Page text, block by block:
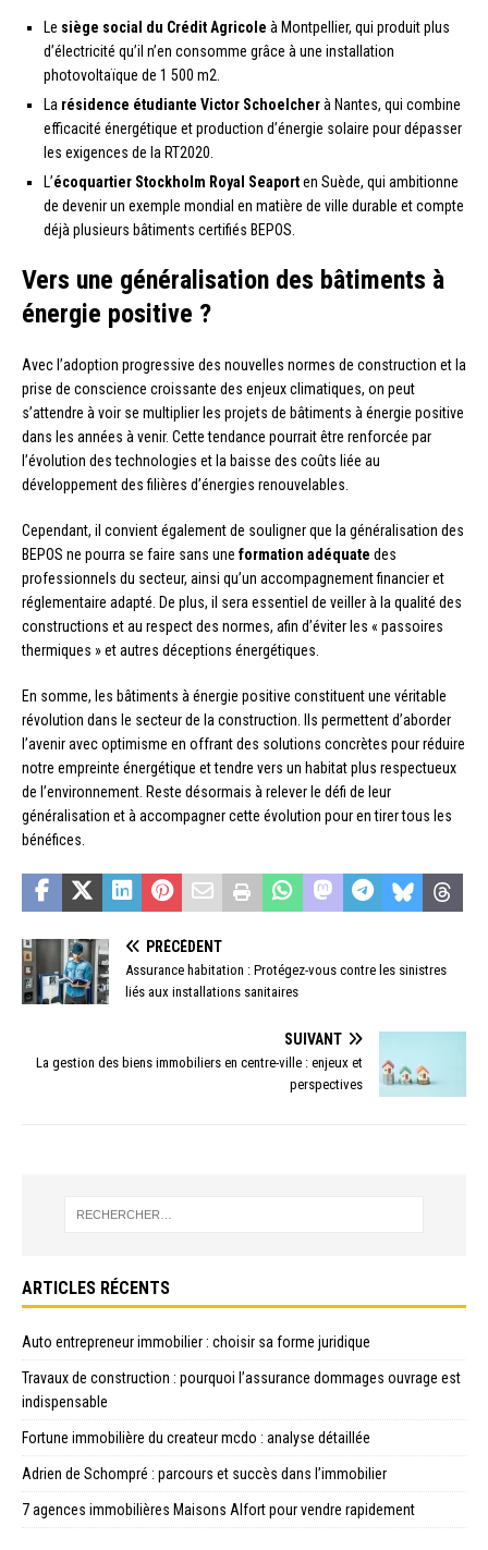
Le siège social du Crédit Agricole à Montpellier, qui produit plus
d’électricité qu’il n’en consomme grâce à une installation
photovoltaïque de 1 500 m2.
La résidence étudiante Victor Schoelcherà Nantes, qui combine
efficacité énergétique et production d’énergie solaire pour dépasser
les exigences de la RT2020.
L’écoquartier Stockholm Royal Seaporten Suède, qui ambitionne
de devenir un exemple mondial en matière de ville durable et compte
déjà plusieurs bâtiments certifiés BEPOS.
Vers une généralisation des bâtiments à
énergie positive ?
Avec l’adoption progressive des nouvelles normes de construction et la
prise de conscience croissante des enjeux climatiques, on peut
s’attendre à voir se multiplier les projets de bâtiments à énergie positive
dans les années à venir. Cette tendance pourrait être renforcée par
l’évolution des technologies et la baisse des coûts liée au
développement des filières d’énergies renouvelables.
Cependant, il convient également de souligner que la généralisation des
BEPOS ne pourra se faire sans une formation adéquate des
professionnels du secteur, ainsi qu’un accompagnement financier et
réglementaire adapté. De plus, il sera essentiel de veiller à la qualité des
constructions et au respect des normes, afin d’éviter les « passoires
thermiques » et autres déceptions énergétiques.
En somme, les bâtiments à énergie positive constituent une véritable
révolution dans le secteur de la construction. Ils permettent d’aborder
l’avenir avec optimisme en offrant des solutions concrètes pour réduire
notre empreinte énergétique et tendre vers un habitat plus respectueux
de l’environnement. Reste désormais à relever le défi de leur
généralisation et à accompagner cette évolution pour en tirer tous les
bénéfices.
PRÉCÉDENT
Assurance habitation : Protégez-vous contre les sinistres
liés aux installations sanitaires
SUIVANT
La gestion des biens immobiliers en centre-ville : enjeux et
perspectives
ARTICLES RÉCENTS
Auto entrepreneur immobilier : choisir sa forme juridique
Travaux de construction : pourquoi l’assurance dommages ouvrage est
indispensable
Fortune immobilière du createur mcdo : analyse détaillée
Adrien de Schompré : parcours et succès dans l’immobilier
7 agences immobilières Maisons Alfort pour vendre rapidement